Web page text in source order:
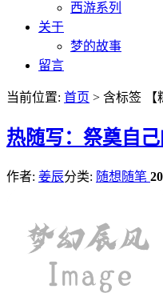
西游系列
关于
梦的故事
留言
当前位置: 首页 > 含标签 【
热随写：祭奠自
作者: 姜辰分类: 随想随笔